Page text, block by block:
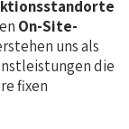
On-Site-
uns als
die
fixen